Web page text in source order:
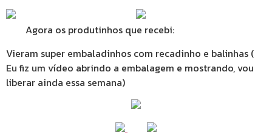
Agora os produtinhos que recebi:
Vieram super embaladinhos com recadinho e balinhas (
Eu fiz um vídeo abrindo a embalagem e mostrando, vou
liberar ainda essa semana)